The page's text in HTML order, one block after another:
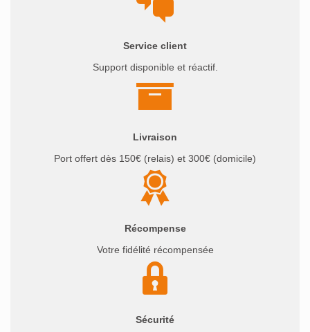
Service client
Support disponible et réactif.
Livraison
Port offert dès 150€ (relais) et 300€ (domicile)
Récompense
Votre fidélité récompensée
Sécurité